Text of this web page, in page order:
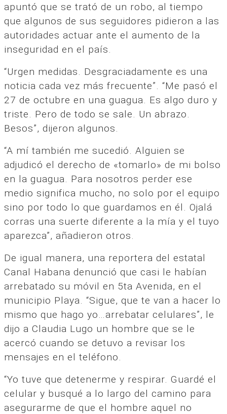
apuntó que se trató de un robo, al tiempo
que algunos de sus seguidores pidieron a las
autoridades actuar ante el aumento de la
inseguridad en el país.
“Urgen medidas. Desgraciadamente es una
noticia cada vez más frecuente”. “Me pasó el
27 de octubre en una guagua. Es algo duro y
triste. Pero de todo se sale. Un abrazo.
Besos”, dijeron algunos.
“A mí también me sucedió. Alguien se
adjudicó el derecho de «tomarlo» de mi bolso
en la guagua. Para nosotros perder ese
medio significa mucho, no solo por el equipo
sino por todo lo que guardamos en él. Ojalá
corras una suerte diferente a la mía y el tuyo
aparezca”, añadieron otros.
De igual manera, una reportera del estatal
Canal Habana denunció que casi le habían
arrebatado su móvil en 5ta Avenida, en el
municipio Playa. “Sigue, que te van a hacer lo
mismo que hago yo…arrebatar celulares”, le
dijo a Claudia Lugo un hombre que se le
acercó cuando se detuvo a revisar los
mensajes en el teléfono.
“Yo tuve que detenerme y respirar. Guardé el
celular y busqué a lo largo del camino para
asegurarme de que el hombre aquel no